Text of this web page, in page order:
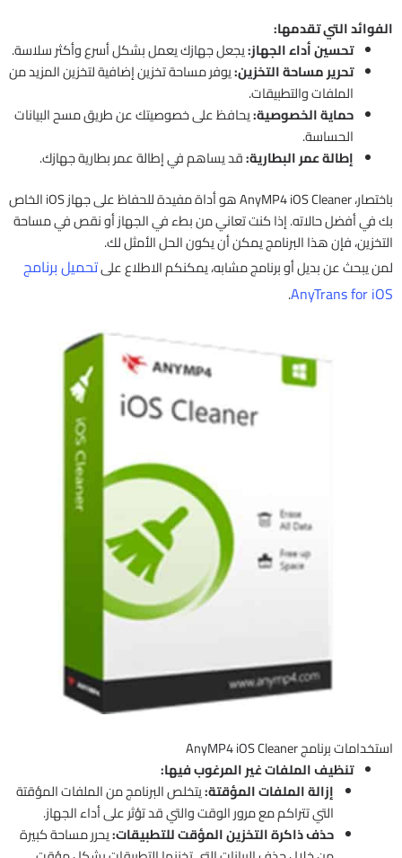
الفوائد التي تقدمها:
تحسين أداء الجهاز:يجعل جهازك يعمل بشكل أسرع وأكثر سلاسة.
تحرير مساحة التخزين:يوفر مساحة تخزين إضافية لتخزين المزيد من
الملفات والتطبيقات.
حماية الخصوصية:يحافظ على خصوصيتك عن طريق مسح البيانات
الحساسة.
إطالة عمر البطارية:قد يساهم في إطالة عمر بطارية جهازك.
باختصار، AnyMP4 iOS Cleaner هو أداة مفيدة للحفاظ على جهاز iOS الخاص
بك في أفضل حالاته. إذا كنت تعاني من بطء في الجهاز أو نقص في مساحة
التخزين، فإن هذا البرنامج يمكن أن يكون الحل الأمثل لك.
لمن يبحث عن بديل أو برنامج مشابه، يمكنكم الاطلاع علىتحميل برنامج
AnyTrans for iOS
.
استخدامات برنامج AnyMP4 iOS Cleaner
تنظيف الملفات غير المرغوب فيها:
إزالة الملفات المؤقتة:يتخلص البرنامج من الملفات المؤقتة
التي تتراكم مع مرور الوقت والتي قد تؤثر على أداء الجهاز.
حذف ذاكرة التخزين المؤقت للتطبيقات:يحرر مساحة كبيرة